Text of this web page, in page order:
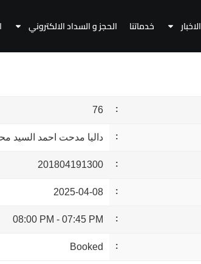
الاخبار خدماتنا الحجز و السداد الالكتروني
76
داليا مدحت احمد السيد
201804191300
2025-04-08
07:45 PM
-
08:00 PM
Booked